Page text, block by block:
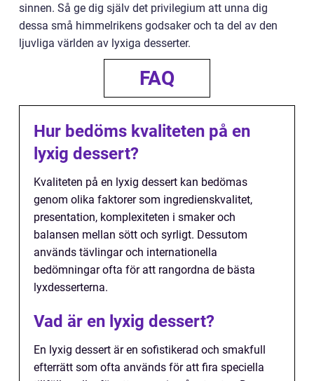
sinnen. Så ge dig själv det privilegium att unna dig
dessa små himmelrikens godsaker och ta del av den
ljuvliga världen av lyxiga desserter.
FAQ
Hur bedöms kvaliteten på en
lyxig dessert?
Kvaliteten på en lyxig dessert kan bedömas
genom olika faktorer som ingredienskvalitet,
presentation, komplexiteten i smaker och
balansen mellan sött och syrligt. Dessutom
används tävlingar och internationella
bedömningar ofta för att rangordna de bästa
lyxdesserterna.
Vad är en lyxig dessert?
En lyxig dessert är en sofistikerad och smakfull
efterrätt som ofta används för att fira speciella